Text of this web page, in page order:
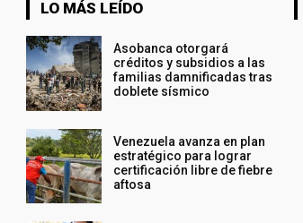
LO MÁS LEÍDO
Asobanca otorgará
créditos y subsidios a las
familias damnificadas tras
doblete sísmico
Venezuela avanza en plan
estratégico para lograr
certificación libre de fiebre
aftosa